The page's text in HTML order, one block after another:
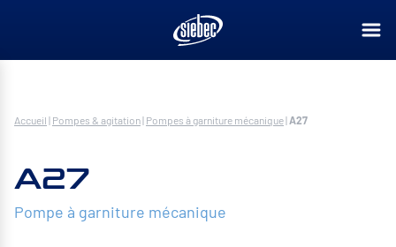
Accueil | Pompes & agitation| Pompes à garniture mécanique|A27
A27
Pompe à garniture mécanique